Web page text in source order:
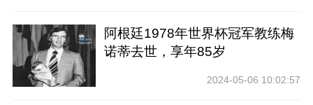
阿根廷1978年世界杯冠军教练梅
诺蒂去世，享年85岁
2024-05-06 10:02:57